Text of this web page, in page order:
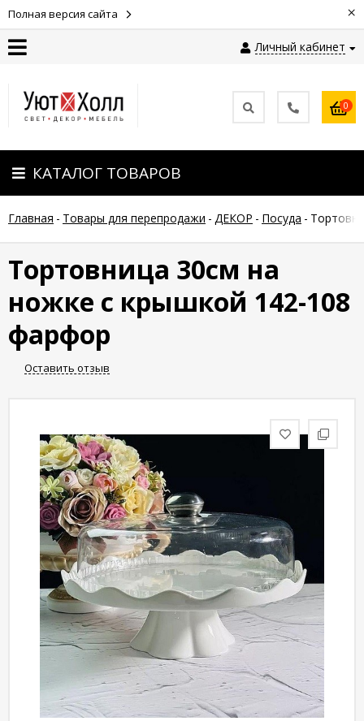
Полная версия сайта ×
Личный кабинет
Оплата
Доставка
Гарантия
возврат
Новости
Полезные
статьи
Политика
конфиденциальности
Отделка
0
КАТАЛОГ ТОВАРОВ
Главная - Товары для перепродажи - ДЕКОР - Посуда -
Тортовница 30см на
ножке с крышкой 142-108
фарфор
Оставить отзыв